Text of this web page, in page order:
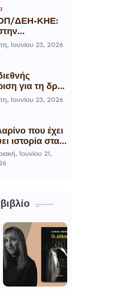
ΔΕΗ-ΚΗΕ:
των
της
Ιουνίου 23, 2026
για τη δρ
του
Ιουνίου 23, 2026
που έχει
ιστορία στα
της Ρούμελης
Ιουνίου 21,